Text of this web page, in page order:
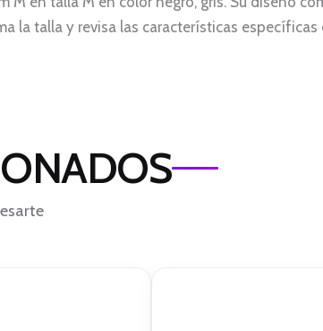
la talla y revisa las características específicas